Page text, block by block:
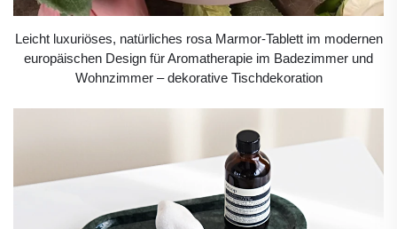
Leicht luxuriöses, natürliches rosa Marmor-Tablett im modernen
europäischen Design für Aromatherapie im Badezimmer und
Wohnzimmer – dekorative Tischdekoration